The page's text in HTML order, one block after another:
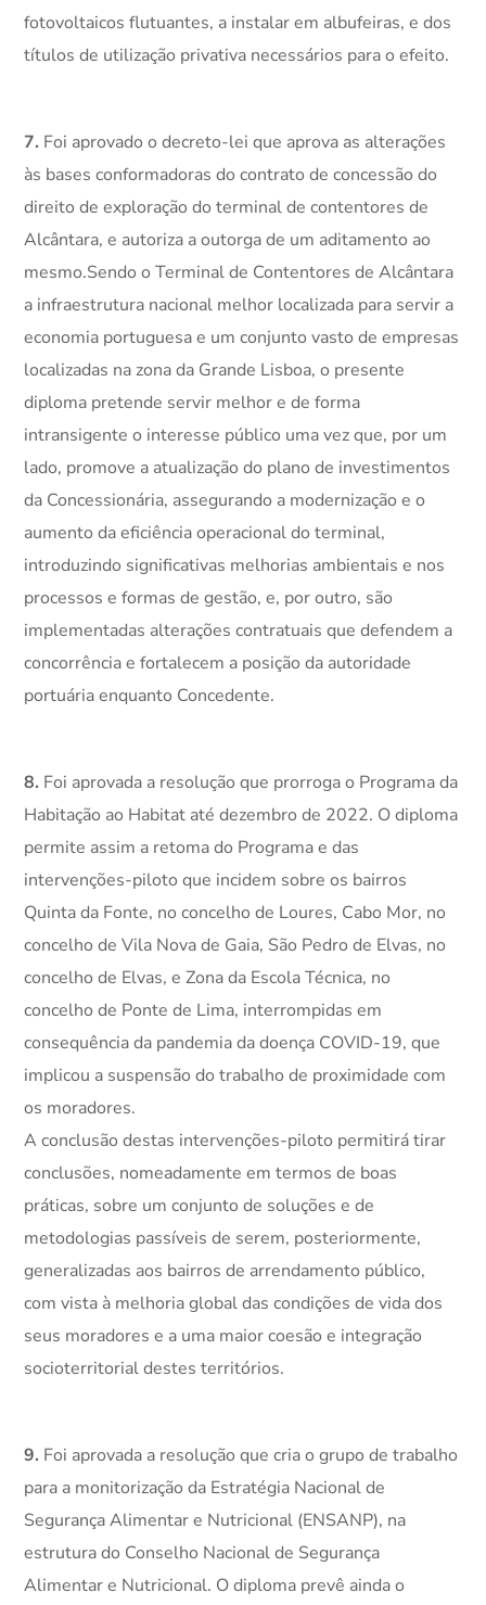
fotovoltaicos flutuantes, a instalar em albufeiras, e dos
títulos de utilização privativa necessários para o efeito.
7. Foi aprovado o decreto-lei que aprova as alterações
às bases conformadoras do contrato de concessão do
direito de exploração do terminal de contentores de
Alcântara, e autoriza a outorga de um aditamento ao
mesmo.Sendo o Terminal de Contentores de Alcântara
a infraestrutura nacional melhor localizada para servir a
economia portuguesa e um conjunto vasto de empresas
localizadas na zona da Grande Lisboa, o presente
diploma pretende servir melhor e de forma
intransigente o interesse público uma vez que, por um
lado, promove a atualização do plano de investimentos
da Concessionária, assegurando a modernização e o
aumento da eficiência operacional do terminal,
introduzindo significativas melhorias ambientais e nos
processos e formas de gestão, e, por outro, são
implementadas alterações contratuais que defendem a
concorrência e fortalecem a posição da autoridade
portuária enquanto Concedente.
8. Foi aprovada a resolução que prorroga o Programa da
Habitação ao Habitat até dezembro de 2022. O diploma
permite assim a retoma do Programa e das
intervenções-piloto que incidem sobre os bairros
Quinta da Fonte, no concelho de Loures, Cabo Mor, no
concelho de Vila Nova de Gaia, São Pedro de Elvas, no
concelho de Elvas, e Zona da Escola Técnica, no
concelho de Ponte de Lima, interrompidas em
consequência da pandemia da doença COVID-19, que
implicou a suspensão do trabalho de proximidade com
os moradores.
A conclusão destas intervenções-piloto permitirá tirar
conclusões, nomeadamente em termos de boas
práticas, sobre um conjunto de soluções e de
metodologias passíveis de serem, posteriormente,
generalizadas aos bairros de arrendamento público,
com vista à melhoria global das condições de vida dos
seus moradores e a uma maior coesão e integração
socioterritorial destes territórios.
9. Foi aprovada a resolução que cria o grupo de trabalho
para a monitorização da Estratégia Nacional de
Segurança Alimentar e Nutricional (ENSANP), na
estrutura do Conselho Nacional de Segurança
Alimentar e Nutricional. O diploma prevê ainda o